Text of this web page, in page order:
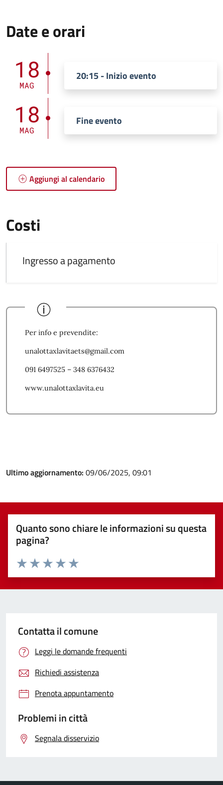
Date e orari
18
MAG
20:15 - Inizio evento
18
MAG
Fine evento
Aggiungi al calendario
Costi
Ingresso a pagamento
Per info e prevendite:
unalottaxlavitaets@gmail.com
091 6497525 – 348 6376432
www.unalottaxlavita.eu
Ultimo aggiornamento: 09/06/2025, 09:01
Quanto sono chiare le informazioni su questa
pagina?
Valuta 5 stelle su 5
Valuta 4 stelle su 5
Valuta 3 stelle su 5
Valuta 2 stelle su 5
Valuta 1 stelle su 5
Contatta il comune
Leggi le domande frequenti
Richiedi assistenza
Prenota appuntamento
Problemi in città
Segnala disservizio